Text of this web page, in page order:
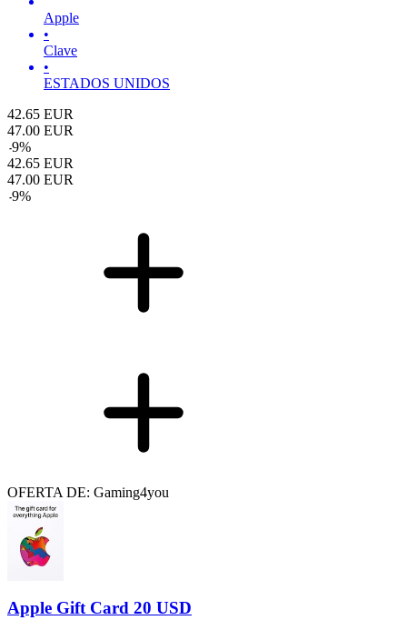
Apple
•
Clave
•
ESTADOS UNIDOS
42.65 EUR
47.00 EUR
-9%
42.65 EUR
47.00 EUR
-9%
OFERTA DE: Gaming4you
Apple Gift Card 20 USD